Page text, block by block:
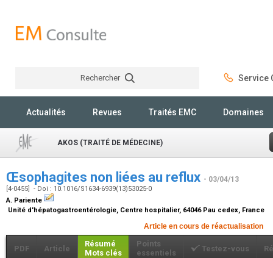
Rechercher Service
Actualités Revues Traités EMC Domaines
AKOS (TRAITÉ DE MÉDECINE)
Œsophagites non liées au reflux - 03/04/13
[4-0455] - Doi : 10.1016/S1634-6939(13)53025-0
A. Pariente
Unité d'hépatogastroentérologie, Centre hospitalier, 64046 Pau cedex, France
Article en cours de réactualisation
PDF Article
Résumé
Mots clés
Points
essentiels
Testez-vous